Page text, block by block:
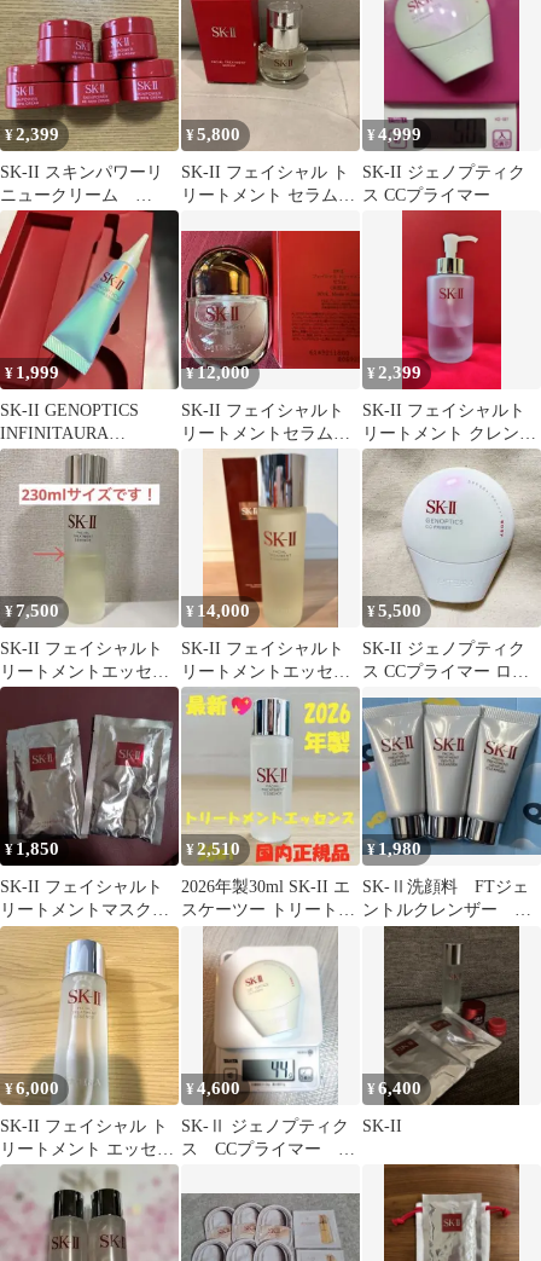
¥2,399
SK-II スキンパワーリ
ニュークリーム
2.5g×5個
¥5,800
SK-II フェイシャル ト
リートメント セラム
¥4,999
SK-II ジェノプティク
ス CCプライマー
¥ 1,999
SK-II GENOPTICS
INFINITAURA
ESSENCE
¥12,000
SK-II フェイシャルト
リートメントセラム
30mL
¥ 2,399
SK-II フェイシャルト
リートメント クレンジ
ングオイル 250ml
¥7,500
SK-II フェイシャルト
リートメントエッセン
ス 230mL
¥ 14,000
SK-II フェイシャルト
リートメントエッセン
ス 230mL
¥5,500
SK-II ジェノプティク
ス CCプライマー ロー
ジーピンク
¥1,850
SK-II フェイシャルト
リートメントマスク 2
回分
¥2,510
2026年製30ml SK-II エ
スケーツー トリートメ
ントエッセンス 化粧
¥ 1,980
SK-Ⅱ洗顔料 FTジェ
ントルクレンザー
20g×3
¥6,000
SK-II フェイシャル ト
リートメント エッセン
ス 75mL
¥4,600
SK-Ⅱ ジェノプティク
ス CCプライマー ロ
¥6,400
SK-II